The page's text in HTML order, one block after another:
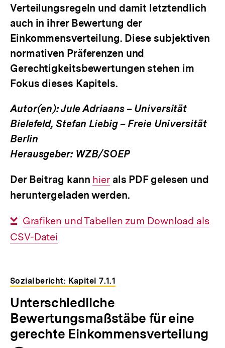
Verteilungsregeln und damit letztendlich
auch in ihrer Bewertung der
Einkommensverteilung. Diese subjektiven
normativen Präferenzen und
Gerechtigkeitsbewertungen stehen im
Fokus dieses Kapitels.
Autor(en): Jule Adriaans – Universität
Bielefeld, Stefan Liebig – Freie Universität
Berlin
Herausgeber: WZB/SOEP
Der Beitrag kann Interner
Link:
hierals PDF gelesen und
heruntergeladen werden.
Interner
Link:
Grafiken und Tabellen zum Download als
CSV-Datei
Sozialbericht: Kapitel 7.1.1
Unterschiedliche
Bewertungsmaßstäbe für eine
gerechte Einkommensverteilung